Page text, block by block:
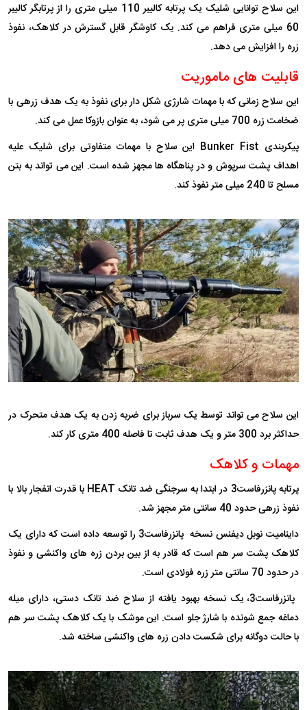
این سلاح توانایی شلیک یک پرتابه کالیبر 110 میلی متری را از پرتابگر کالیبر
60 میلی متری فراهم می کند. یک کاوشگر قابل گسترش در کلاهک، نفوذ
زره را افزایش می دهد.
قابلیت های ماموریت
این سلاح زمانی که با مهمات شارژی شکل دار برای نفوذ به یک هدف زرهی با
ضخامت زره 700 میلی متری پر می شود، به عنوان بازوکا عمل می کند.
پیکربندی Bunker Fist این سلاح با مهمات متفاوتی برای شلیک علیه
اهداف پشت سرپوش و در پناهگاه ها مجهز شده است. این می تواند به بتن
مسلح تا 240 میلی متر نفوذ کند.
این سلاح می تواند توسط یک سرباز برای ضربه زدن به یک هدف متحرک در
حداکثر برد 300 متر و یک هدف ثابت تا فاصله 400 متری کار کند.
مهمات و کلاهک
پرتابه پانزرفاست3 در ابتدا به سرجنگی ضد تانک HEAT با قدرت انفجار بالا با
نفوذ زرهی حدود 40 سانتی متر مجهز شد.
داینامیت نوبل دیفنس نسخه پانزرفاست3 را توسعه داده است که دارای یک
کلاهک پشت سر هم است که قادر به از بین بردن زره های واکنشی و نفوذ
در حدود 70 سانتی متر زره فولادی است.
پانزرفاست3، یک نسخه بهبود یافته از سلاح ضد تانک دستی، دارای میله
دماغه جمع شونده با شارژ جلو است. این موشک با یک کلاهک پشت سر هم
با حالت دوگانه برای شکست دادن زره های واکنشی ساخته شد.